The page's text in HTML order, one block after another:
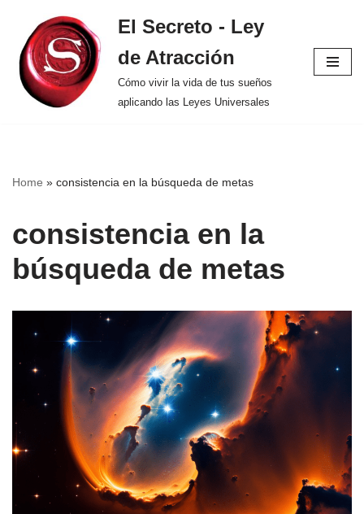
Saltar
al
contenido
El Secreto - Ley
de Atracción
Cómo vivir la vida de tus sueños
aplicando las Leyes Universales
Home » consistencia en la búsqueda de metas
consistencia en la
búsqueda de metas